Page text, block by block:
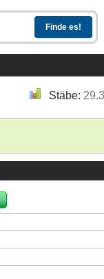
Stäbe: